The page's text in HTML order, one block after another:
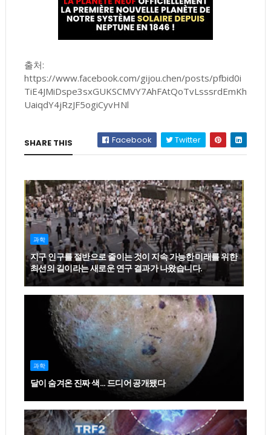
출처:
https://www.facebook.com/gijou.chen/posts/pfbid0i
TiE4JMiDspe3sxGUKSCMVY7AhFAtQoTvLsssrdEmKh
UaiqdY4jRzJF5ogiCyvHNl
SHARE THIS Facebook Twitter
과학
지구 인구를 절반으로 줄이는 것이 지속 가능한 미래를 위한
최선의 길이라는 새로운 연구 결과가 나왔습니다.
과학
달이 숨겨온 진짜 색… 드디어 공개됐다